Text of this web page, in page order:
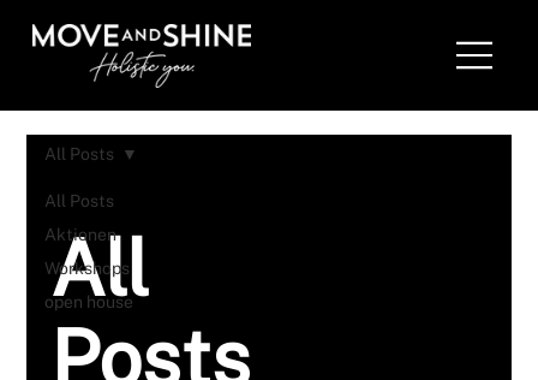
All Posts
Aktionen
Workshops
open house
All Posts
All
Posts